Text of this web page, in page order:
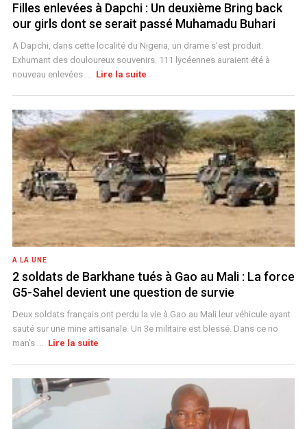
Filles enlevées à Dapchi : Un deuxième Bring back
our girls dont se serait passé Muhamadu Buhari
A Dapchi, dans cette localité du Nigeria, un drame s’est produit.
Exhumant des douloureux souvenirs. 111 lycéennes auraient été à
nouveau enlevées ... Lire la suite
A LA UNE
2 soldats de Barkhane tués à Gao au Mali : La force
G5-Sahel devient une question de survie
Deux soldats français ont perdu la vie à Gao au Mali leur véhicule ayant
sauté sur une mine artisanale. Un 3e militaire est blessé. Dans ce no
man’s ... Lire la suite